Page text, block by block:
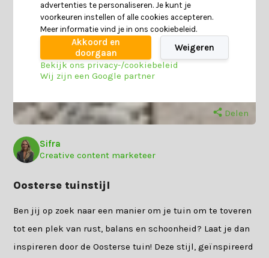
Delen
Sifra
Creative content marketeer
Oosterse tuinstijl
Ben jij op zoek naar een manier om je tuin om te toveren
tot een plek van rust, balans en schoonheid? Laat je dan
inspireren door de Oosterse tuin! Deze stijl, geïnspireerd
advertenties te personaliseren. Je kunt je
voorkeuren instellen of alle cookies accepteren.
Meer informatie vind je in ons cookiebeleid.
Akkoord en
doorgaan
Weigeren
Bekijk ons privacy-/cookiebeleid
Wij zijn een Google partner